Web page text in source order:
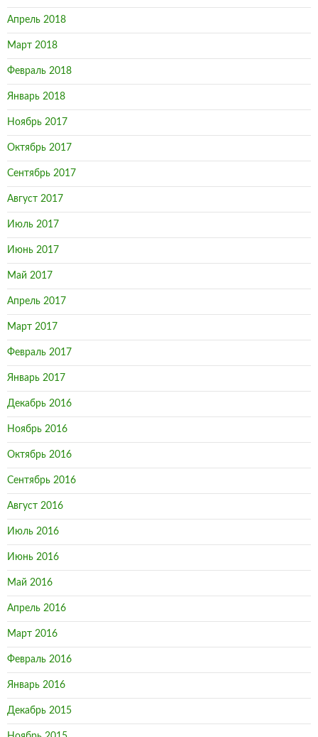
Апрель 2018
Март 2018
Февраль 2018
Январь 2018
Ноябрь 2017
Октябрь 2017
Сентябрь 2017
Август 2017
Июль 2017
Июнь 2017
Май 2017
Апрель 2017
Март 2017
Февраль 2017
Январь 2017
Декабрь 2016
Ноябрь 2016
Октябрь 2016
Сентябрь 2016
Август 2016
Июль 2016
Июнь 2016
Май 2016
Апрель 2016
Март 2016
Февраль 2016
Январь 2016
Декабрь 2015